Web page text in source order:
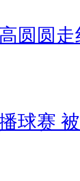
圆圆走
球赛